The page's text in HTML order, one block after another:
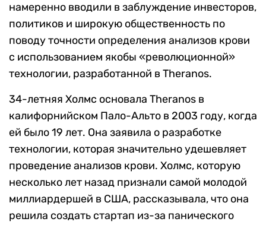
намеренно вводили в заблуждение инвесторов,
политиков и широкую общественность по
поводу точности определения анализов крови
с использованием якобы «революционной»
технологии, разработанной в Theranos.
34-летняя Холмс основала Theranos в
калифорнийском Пало-Альто в 2003 году, когда
ей было 19 лет. Она заявила о разработке
технологии, которая значительно удешевляет
проведение анализов крови. Холмс, которую
несколько лет назад признали самой молодой
миллиардершей в США, рассказывала, что она
решила создать стартап из-за панического